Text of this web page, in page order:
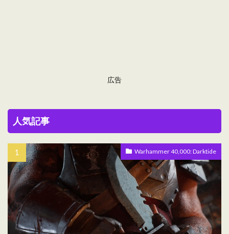
広告
人気記事
Warhammer 40,000: Darktide